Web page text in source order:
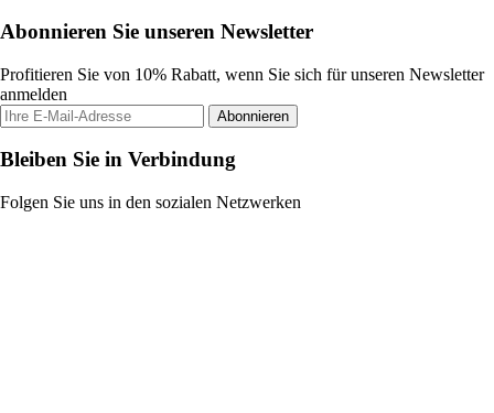
Abonnieren Sie unseren Newsletter
Profitieren Sie von 10% Rabatt, wenn Sie sich für unseren Newsletter
anmelden
Abonnieren
Bleiben Sie in Verbindung
Folgen Sie uns in den sozialen Netzwerken